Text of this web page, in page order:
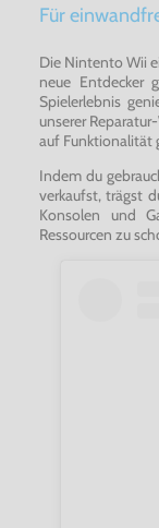
Für
Die Nintento Wii
neue Entdecker
Spielerlebnis
unserer
auf Funktionalität
Indem du
verkaufst, trägst
Konsolen und
Ressourcen zu